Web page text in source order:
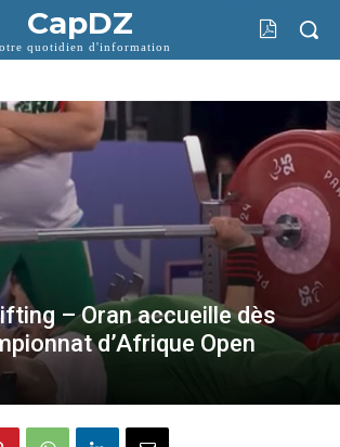
CapDZ
quotidien d'information
– Oran accueille dès
d’Afrique Open